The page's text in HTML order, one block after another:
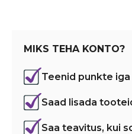
MIKS TEHA KONTO?
Teenid punkte
Saad lisada
Saa teavitus, kui